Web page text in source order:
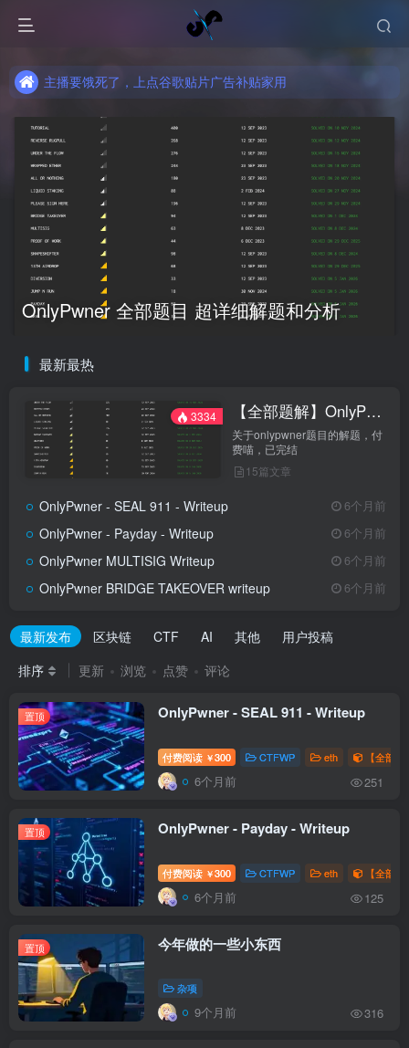
主播要饿死了，上点谷歌贴片广告补贴家用
主播要饿死了，上点谷歌贴片广告补贴家用
OnlyPwner 全部题目 超详细解题和分析
最新最热
3334 【全部题解】OnlyPwner
关于onlypwner题目的解题，付
费喵，已完结
15篇文章
OnlyPwner - SEAL 911 - Writeup 6个月前
OnlyPwner - Payday - Writeup 6个月前
OnlyPwner MULTISIG Writeup 6个月前
OnlyPwner BRIDGE TAKEOVER writeup 6个月前
最新发布 区块链 CTF AI 其他
用户投稿
排序
更新 浏览 点赞 评论
置顶 OnlyPwner - SEAL 911 - Writeup
付费阅读 ￥300 CTFWP eth 【全部
6个月前 251
置顶 OnlyPwner - Payday - Writeup
付费阅读 ￥300 CTFWP eth 【全部
6个月前 125
置顶 今年做的一些小东西
杂项
9个月前 316